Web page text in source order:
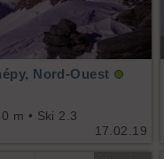
17.02.19
Nord-Ouest
m • Ski 2.3